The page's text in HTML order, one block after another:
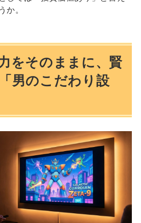
。
をそのままに、賢
男のこだわり設